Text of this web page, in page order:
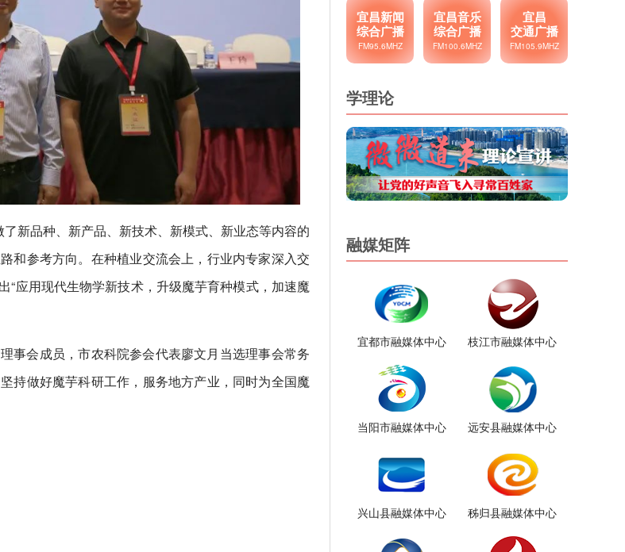
新品种、新产品、新技术、新模式、新业态等内容的
和参考方向。在种植业交流会上，行业内专家深入交
应用现代生物学新技术，升级魔芋育种模式，加速魔
事会成员，市农科院参会代表廖文月当选理事会常务
持做好魔芋科研工作，服务地方产业，同时为全国魔
宜昌新闻
综合广播
FM95.6MHZ
宜昌音乐
综合广播
FM100.6MHZ
宜昌
交通广播
FM105.9MHZ
学理论
融媒矩阵
宜都市融媒体中心 枝江市融媒体中心
当阳市融媒体中心 远安县融媒体中心
兴山县融媒体中心 秭归县融媒体中心